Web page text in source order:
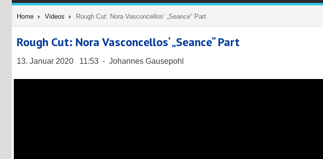
Home Videos Rough Cut: Nora Vasconcellos‘ „Seance“ Part
Rough Cut: Nora Vasconcellos‘ „Seance“ Part
13. Januar 2020 11:53 - Johannes Gausepohl